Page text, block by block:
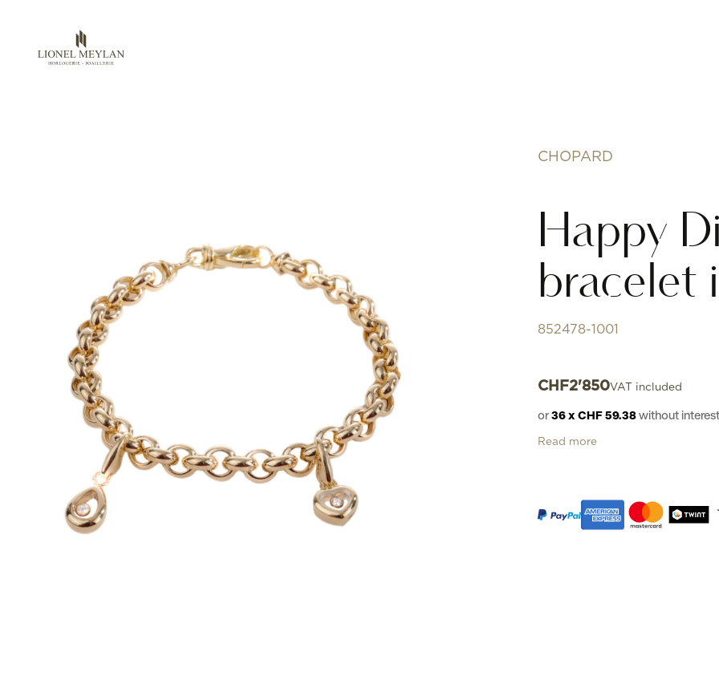
CHOPARD
Happy
bracelet
852478-1001
CHF2'850VAT included
or 36 x CHF 59.38 without
Read more